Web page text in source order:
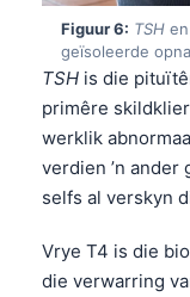
Figuur 6: TSH
geïsoleerde
TSH is die
primêre
werklik
verdien ’n ander
selfs al verskyn
Vrye T4 is die
die verwarring